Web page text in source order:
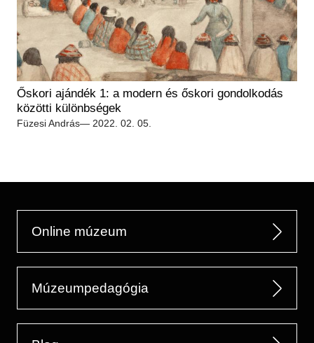
Őskori ajándék 1: a modern és őskori gondolkodás
közötti különbségek
Füzesi András— 2022. 02. 05.
Online múzeum
Múzeumpedagógia